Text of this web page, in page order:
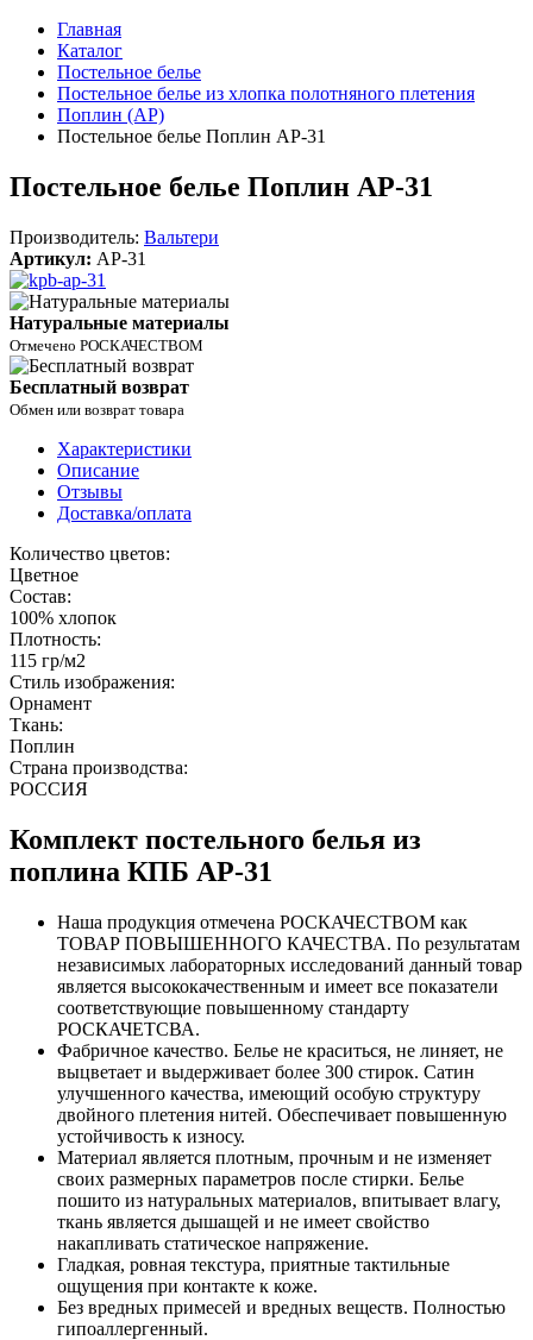
Главная
Каталог
Постельное белье
Постельное белье из хлопка полотняного плетения
Поплин (AP)
Постельное белье Поплин AP-31
Постельное белье Поплин AP-31
Производитель: Вальтери
Артикул: AP-31
Натуральные материалы
Отмечено РОСКАЧЕСТВОМ
Бесплатный возврат
Обмен или возврат товара
Характеристики
Описание
Отзывы
Доставка/оплата
Количество цветов:
Цветное
Состав:
100% хлопок
Плотность:
115 гр/м2
Стиль изображения:
Орнамент
Ткань:
Поплин
Страна производства:
РОССИЯ
Комплект постельного белья из
поплина КПБ AP-31
Наша продукция отмечена РОСКАЧЕСТВОМ как
ТОВАР ПОВЫШЕННОГО КАЧЕСТВА. По результатам
независимых лабораторных исследований данный товар
является высококачественным и имеет все показатели
соответствующие повышенному стандарту
РОСКАЧЕТСВА.
Фабричное качество. Белье не краситься, не линяет, не
выцветает и выдерживает более 300 стирок. Сатин
улучшенного качества, имеющий особую структуру
двойного плетения нитей. Обеспечивает повышенную
устойчивость к износу.
Материал является плотным, прочным и не изменяет
своих размерных параметров после стирки. Белье
пошито из натуральных материалов, впитывает влагу,
ткань является дышащей и не имеет свойство
накапливать статическое напряжение.
Гладкая, ровная текстура, приятные тактильные
ощущения при контакте к коже.
Без вредных примесей и вредных веществ. Полностью
гипоаллергенный.